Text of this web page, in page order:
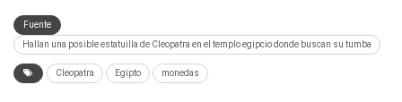
Fuente
Hallan una posible estatuilla de Cleopatra en el templo egipcio donde buscan su tumba
Cleopatra Egipto monedas